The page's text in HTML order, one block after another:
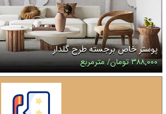
پوستر خاص برجسته طرح گلدار
۳۸۸,۰۰۰ تومان/ مترمربع